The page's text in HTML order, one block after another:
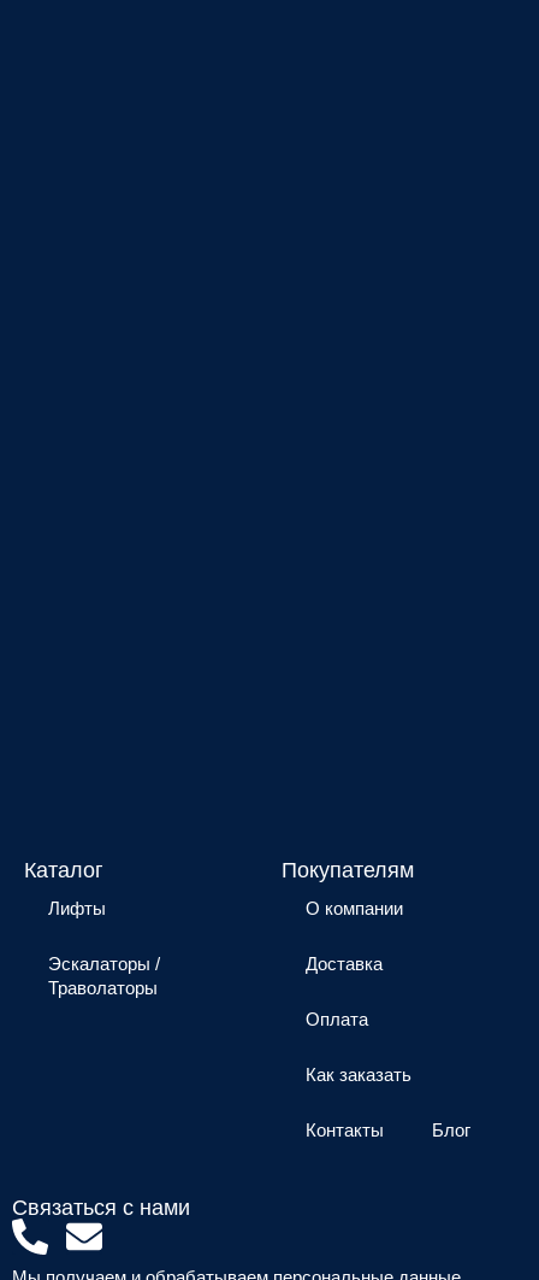
Каталог
Лифты
Эскалаторы /
Траволаторы
Покупателям
О компании
Доставка
Оплата
Как заказать
Контакты Блог
Связаться с нами
P
h
E
n